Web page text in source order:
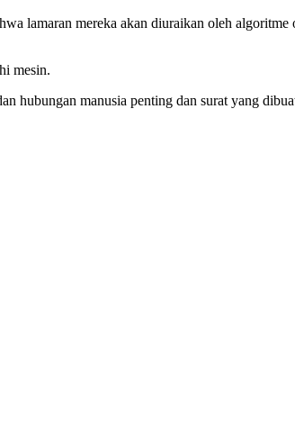
lamaran mereka akan diuraikan oleh
mesin.
hubungan manusia penting dan surat yang